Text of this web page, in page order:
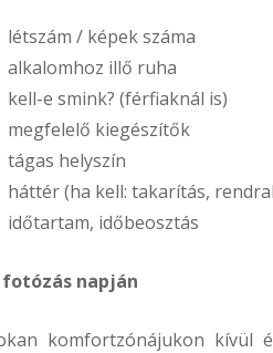
létszám / képek száma
alkalomhoz illő ruha
kell-e smink? (férfiaknál is)
megfelelő kiegészítők
tágas helyszín
háttér (ha kell: takarítás,
időtartam, időbeosztás
fotózás napján
komfortzónájukon kívül